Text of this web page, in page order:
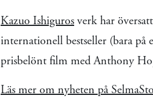
Kazuo Ishiguros verk har
internationell bestseller (bara på
prisbelönt film med Anthony
Läs mer om nyheten på